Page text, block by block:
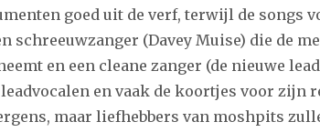
goed uit de verf, terwijl de songs
schreeuwzanger (Davey Muise) die de
en een cleane zanger (de nieuwe
leadvocalen en vaak de koortjes voor zijn
maar liefhebbers van moshpits